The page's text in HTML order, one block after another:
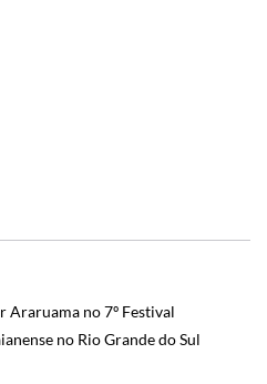
Araruama no 7º Festival
no Rio Grande do Sul